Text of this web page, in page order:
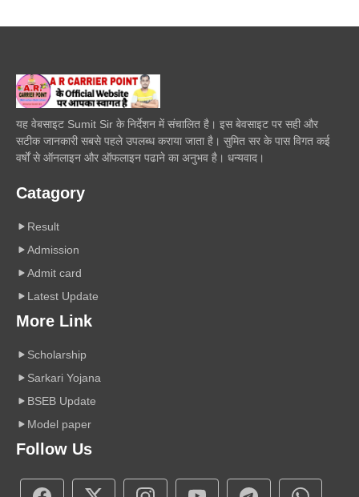
यह वेबसाइट Sumit Sir के निर्देशन में संचालित है। इस बेवसाइट पर सही और
सटीक जानकारी सबसे पहले उपलब्ध कराया जाता है। सुमित सर के पास विगत कई
वर्षों से ऑनलाइन और ऑफलाइन पढाने का अनुभव है। धन्यवाद।
Catagory
Result
Admission
Admit card
Latest Update
More Link
Scholarship
Sarkari Yojana
BSEB Update
Model paper
Follow Us